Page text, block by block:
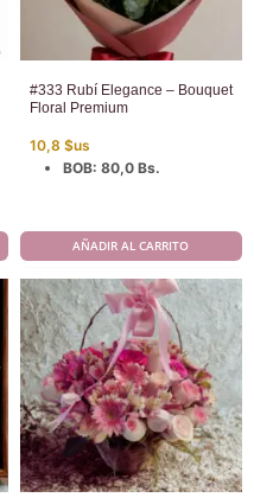
#333 Rubí Elegance – Bouquet
Floral Premium
10,8 $us
BOB: 80,0 Bs.
AÑADIR AL CARRITO